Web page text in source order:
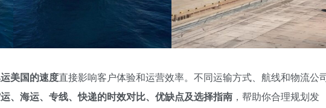
美国的速度直接影响客户体验和运营效率。不同运输方式、航线和物流公
、海运、专线、快递的时效对比、优缺点及选择指南 ，帮助你合理规划发